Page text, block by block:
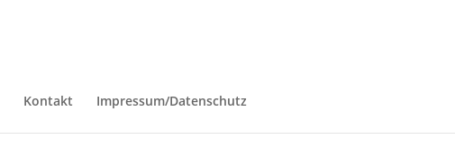
Kontakt Impressum/Datenschutz